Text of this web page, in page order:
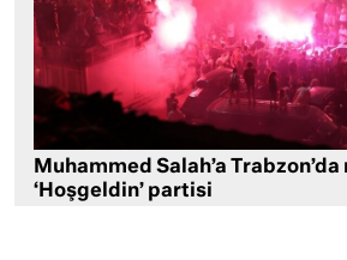
Muhammed Salah’a
‘Hoşgeldin’ partisi